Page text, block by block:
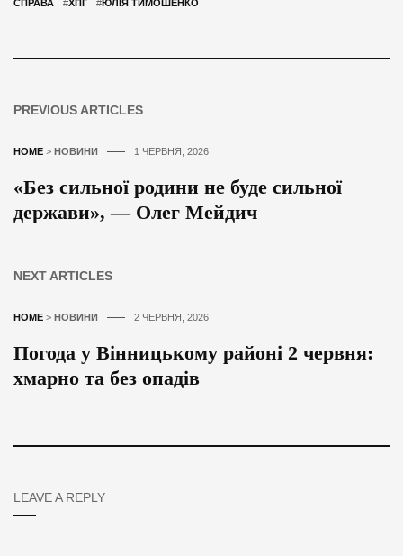
СПРАВА
#ХПГ #ЮЛІЯ ТИМОШЕНКО
PREVIOUS ARTICLES
HOME > НОВИНИ 1 ЧЕРВНЯ, 2026
«Без сильної родини не буде сильної
держави», — Олег Мейдич
NEXT ARTICLES
HOME > НОВИНИ 2 ЧЕРВНЯ, 2026
Погода у Вінницькому районі 2 червня:
хмарно та без опадів
LEAVE A REPLY